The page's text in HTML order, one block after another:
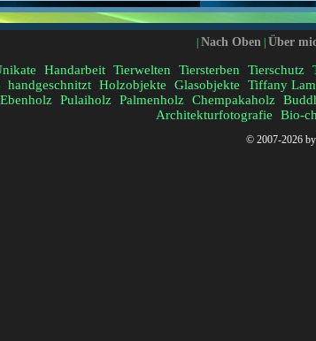
Nach Oben| Über
Handarbeit Tierwelten Tiersterben Tierschutz
handgeschnitzt Holzobjekte Glasobjekte Tiffany
Ebenholz Pulaiholz Palmenholz Chempakaholz
Architekturfotografie
Bio-
© 2007-2026